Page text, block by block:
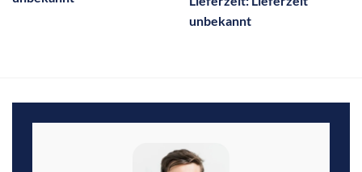
unbekannt